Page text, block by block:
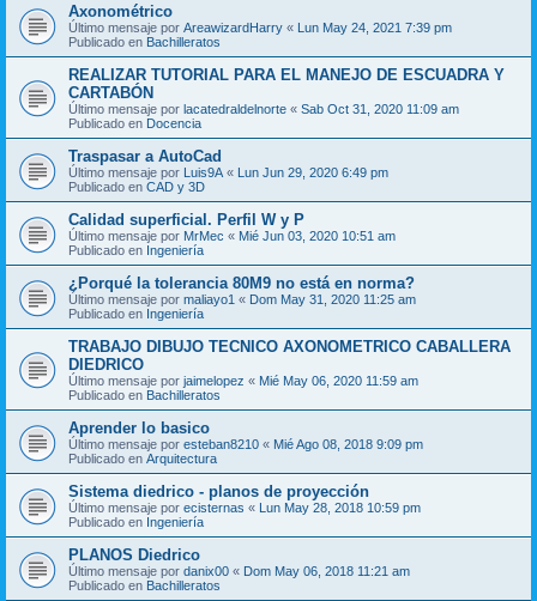
Axonométrico
Último mensaje por AreawizardHarry « Lun May 24, 2021 7:39 pm
Publicado en Bachilleratos
REALIZAR TUTORIAL PARA EL MANEJO DE ESCUADRA Y
CARTABÓN
Último mensaje por lacatedraldelnorte « Sab Oct 31, 2020 11:09 am
Publicado en Docencia
Traspasar a AutoCad
Último mensaje por Luis9A « Lun Jun 29, 2020 6:49 pm
Publicado en CAD y 3D
Calidad superficial. Perfil W y P
Último mensaje por MrMec « Mié Jun 03, 2020 10:51 am
Publicado en Ingeniería
¿Porqué la tolerancia 80M9 no está en norma?
Último mensaje por maliayo1 « Dom May 31, 2020 11:25 am
Publicado en Ingeniería
TRABAJO DIBUJO TECNICO AXONOMETRICO CABALLERA
DIEDRICO
Último mensaje por jaimelopez « Mié May 06, 2020 11:59 am
Publicado en Bachilleratos
Aprender lo basico
Último mensaje por esteban8210 « Mié Ago 08, 2018 9:09 pm
Publicado en Arquitectura
Sistema diedrico - planos de proyección
Último mensaje por ecisternas « Lun May 28, 2018 10:59 pm
Publicado en Ingeniería
PLANOS Diedrico
Último mensaje por danix00 « Dom May 06, 2018 11:21 am
Publicado en Bachilleratos